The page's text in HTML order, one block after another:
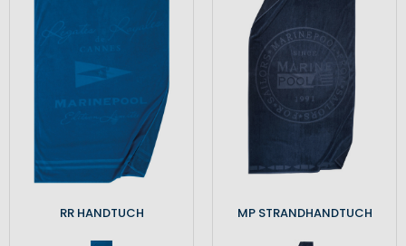
RR HANDTUCH MP STRANDHANDTUCH